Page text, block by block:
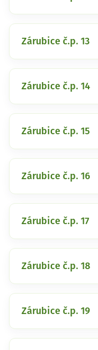
Zárubice č.p. 13
Zárubice č.p. 14
Zárubice č.p. 15
Zárubice č.p. 16
Zárubice č.p. 17
Zárubice č.p. 18
Zárubice č.p. 19